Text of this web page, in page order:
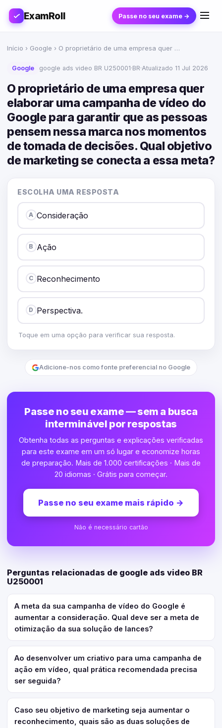
ExamRoll Passe no seu exame →
Início › Google › O proprietário de uma empresa quer …
Google google ads video BR U250001·BR·Atualizado 11 Jul 2026
O proprietário de uma empresa quer
elaborar uma campanha de vídeo do
Google para garantir que as pessoas
pensem nessa marca nos momentos
de tomada de decisões. Qual objetivo
de marketing se conecta a essa meta?
ESCOLHA UMA RESPOSTA
A Consideração
B Ação
C Reconhecimento
D Perspectiva.
Toque em uma opção para verificar sua resposta.
Adicione-nos como fonte preferencial no Google
Passe no seu exame — sem a busca
interminável por respostas
Obtenha todas as perguntas e explicações verificadas
para este exame em um só lugar e economize horas
de preparação. Mais de 1.000 certificações · Mais de
20 idiomas · Grátis para começar.
Passe no seu exame mais rápido →
Não é necessário cartão
Perguntas relacionadas de google ads video BR
U250001
A meta da sua campanha de vídeo do Google é
aumentar a consideração. Qual deve ser a meta de
otimização da sua solução de lances?
Ao desenvolver um criativo para uma campanha de
ação em vídeo, qual prática recomendada precisa
ser seguida?
Caso seu objetivo de marketing seja aumentar o
reconhecimento, quais são as duas soluções de